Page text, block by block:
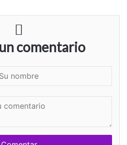
comentario